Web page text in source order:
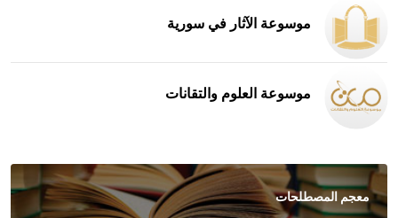
موسوعة الآثار في سورية
موسوعة العلوم والتقانات
معجم المصطلحات